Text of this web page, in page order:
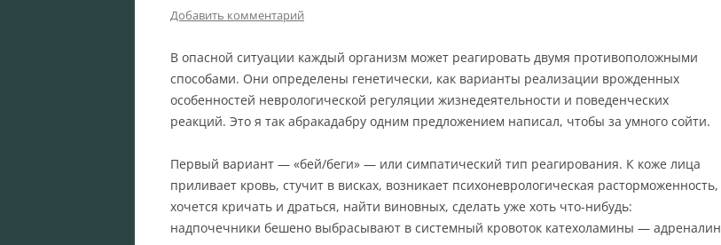
Добавить комментарий
В опасной ситуации каждый организм может реагировать двумя противоположными
способами. Они определены генетически, как варианты реализации врожденных
особенностей неврологической регуляции жизнедеятельности и поведенческих
реакций. Это я так абракадабру одним предложением написал, чтобы за умного сойти.
Первый вариант — «бей/беги» — или симпатический тип реагирования. К коже лица
приливает кровь, стучит в висках, возникает психоневрологическая расторможенность,
хочется кричать и драться, найти виновных, сделать уже хоть что-нибудь:
надпочечники бешено выбрасывают в системный кровоток катехоламины — адреналин